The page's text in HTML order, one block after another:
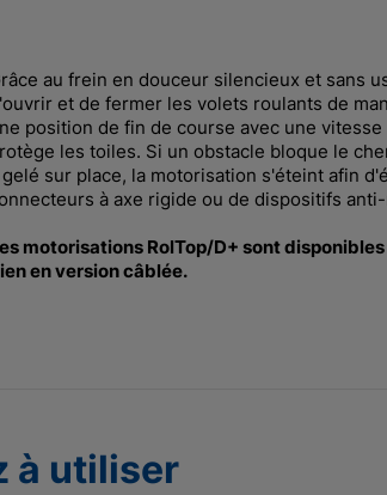
au frein en douceur silencieux et sans
et de fermer les volets roulants de
position de fin de course avec une
les toiles. Si un obstacle bloque le
gelé sur place, la motorisation s'éteint afin
à axe rigide ou de dispositifs
motorisations RolTop/D+ sont
en version câblée.
à utiliser